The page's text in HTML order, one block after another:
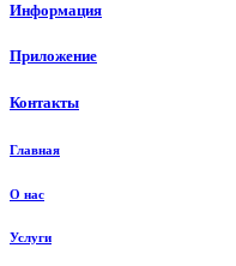
Информация
Приложение
Контакты
Главная
О нас
Услуги